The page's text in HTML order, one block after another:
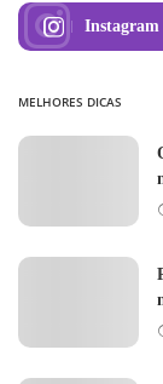
Instagram
MELHORES DICAS